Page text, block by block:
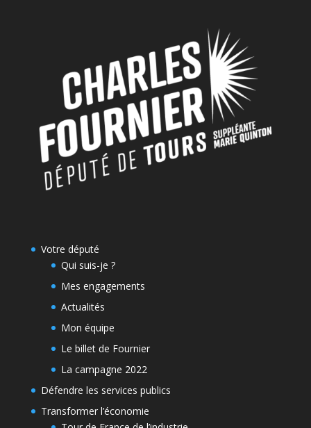
Votre député
Qui suis-je ?
Mes engagements
Actualités
Mon équipe
Le billet de Fournier
La campagne 2022
Défendre les services publics
Transformer l’économie